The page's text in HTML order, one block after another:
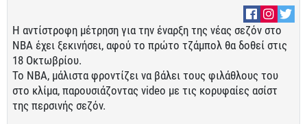
Η αντίστροφη μέτρηση για την έναρξη της νέας σεζόν στο
NBA έχει ξεκινήσει, αφού το πρώτο τζάμπολ θα δοθεί στις
18 Οκτωβρίου.
Το NBA, μάλιστα φροντίζει να βάλει τους φιλάθλους του
στο κλίμα, παρουσιάζοντας video με τις κορυφαίες ασίστ
της περσινής σεζόν.